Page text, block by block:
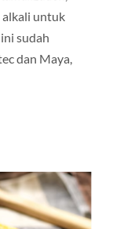
alkali untuk
sudah
dan Maya,